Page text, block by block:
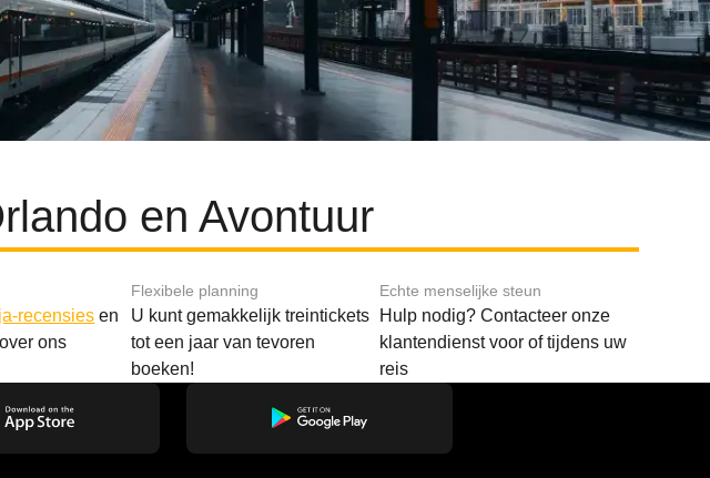
en Avontuur
recensies en
ons
Flexibele planning
U kunt gemakkelijk treintickets
tot een jaar van tevoren
boeken!
Echte menselijke steun
Hulp nodig? Contacteer onze
klantendienst voor of tijdens uw
reis